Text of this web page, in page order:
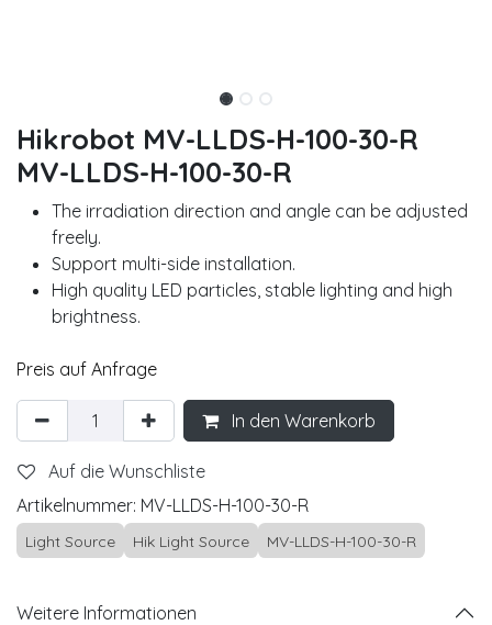
Hikrobot MV-LLDS-H-100-30-R
MV-LLDS-H-100-30-R
The irradiation direction and angle can be adjusted
freely.
Support multi-side installation.
High quality LED particles, stable lighting and high
brightness.
Preis auf Anfrage
In den Warenkorb
Auf die Wunschliste
Artikelnummer: MV-LLDS-H-100-30-R
Light Source Hik Light Source MV-LLDS-H-100-30-R
Weitere Informationen